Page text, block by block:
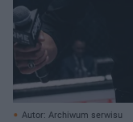
Autor: Archiwum serwisu